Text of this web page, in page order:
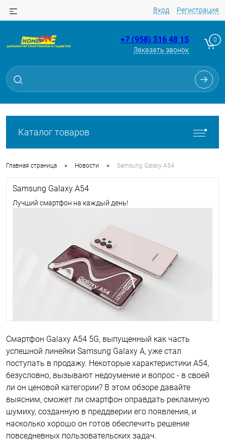
Вход Регистрация
+7 (958) 516 48 15
Заказать звонок
0
Каталог товаров
Главная страница • Новости • Samsung Galaxy A54
Samsung Galaxy A54
Лучший смартфон на каждый день!
Смартфон Galaxy A54 5G, выпущенный как часть
успешной линейки Samsung Galaxy A, уже стал
поступать в продажу. Некоторые характеристики A54,
безусловно, вызывают недоумение и вопрос - в своей
ли он ценовой категории? В этом обзоре давайте
выясним, сможет ли смартфон оправдать рекламную
шумиху, созданную в преддверии его появления, и
насколько хорошо он готов обеспечить решение
повседневных пользовательских задач.